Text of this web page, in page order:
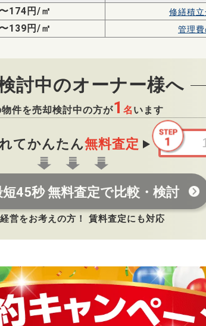
174円/㎡ 修繕積
139円/㎡ 管理
討中のオーナー様へ
物件を売却検討中の方が1 名 います
てかんたん無料査定
短45秒 無料査定で比較・検討
営をお考えの方！ 賃料査定にも対応